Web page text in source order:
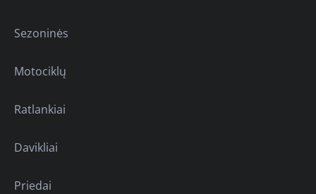
Sezoninės
Motociklų
Ratlankiai
Davikliai
Priedai